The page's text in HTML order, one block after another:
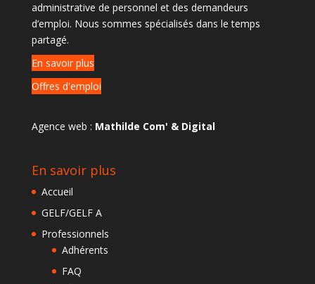
administrative de personnel et des demandeurs
d’emploi. Nous sommes spécialisés dans le temps
partagé.
En savoir plus
Offres d'emploi
Agence web : Mathilde Com' & Digital
En savoir plus
Accueil
GELF/GELF A
Professionnels
Adhérents
FAQ